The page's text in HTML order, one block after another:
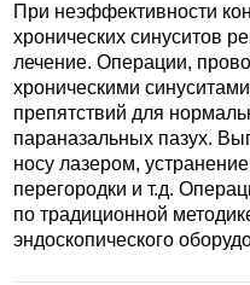
При неэффективности
хронических синуситов
лечение. Операции,
хроническими
препятствий для
параназальных пазух.
носу лазером,
перегородки и т.д.
по традиционной
эндоскопического